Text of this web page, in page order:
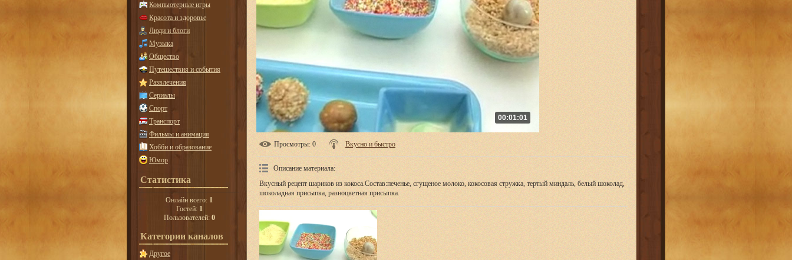
Компьютерные игры
Красота и здоровье
Люди и блоги
Музыка
Общество
Путешествия и события
Развлечения
Сериалы
Спорт
Транспорт
Фильмы и анимация
Хобби и образование
Юмор
Статистика
Онлайн всего: 1
Гостей: 1
Пользователей: 0
Категории каналов
Другое
00:01:01
Просмотры: 0 Вкусно и быстро
Описание материала:
Вкусный рецепт шариков из кокоса.Состав:печенье, сгущеное молоко, кокосовая стружка, тертый миндаль, белый шоколад,
шоколадная присыпка, разноцветная присыпка.